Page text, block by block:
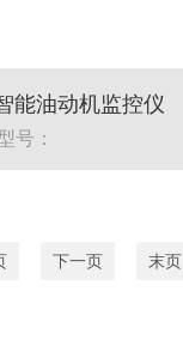
能油动机监控仪
号：
下一页 末页